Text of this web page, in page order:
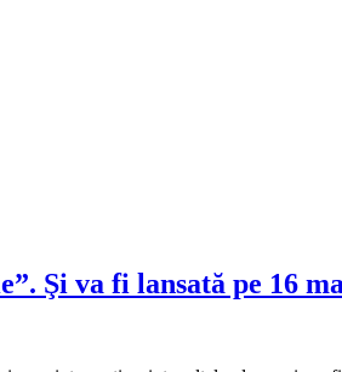
Şi va fi lansată pe 16